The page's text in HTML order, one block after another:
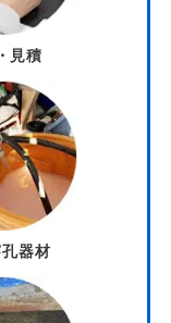
見積
器材